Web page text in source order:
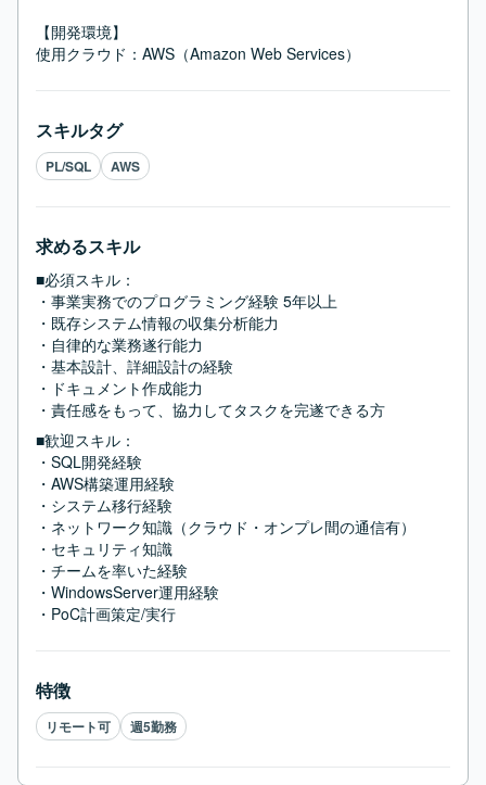
【開発環境】
使用クラウド：AWS（Amazon Web Services）
スキルタグ
PL/SQL AWS
求めるスキル
■必須スキル：
・事業実務でのプログラミング経験 5年以上
・既存システム情報の収集分析能力
・自律的な業務遂行能力
・基本設計、詳細設計の経験
・ドキュメント作成能力
・責任感をもって、協力してタスクを完遂できる方
■歓迎スキル：
・SQL開発経験
・AWS構築運用経験
・システム移行経験
・ネットワーク知識（クラウド・オンプレ間の通信有）
・セキュリティ知識
・チームを率いた経験
・WindowsServer運用経験
・PoC計画策定/実行
特徴
リモート可 週5勤務